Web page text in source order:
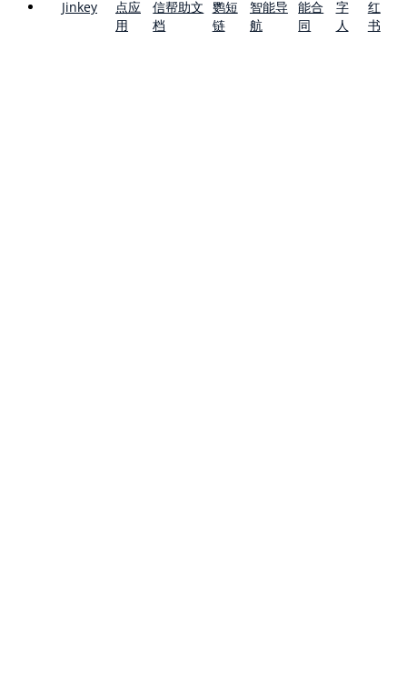
Jinkey
点应
用
信帮助文
档
鹦短
链
智能导
航
能合
同
字
人
红
书